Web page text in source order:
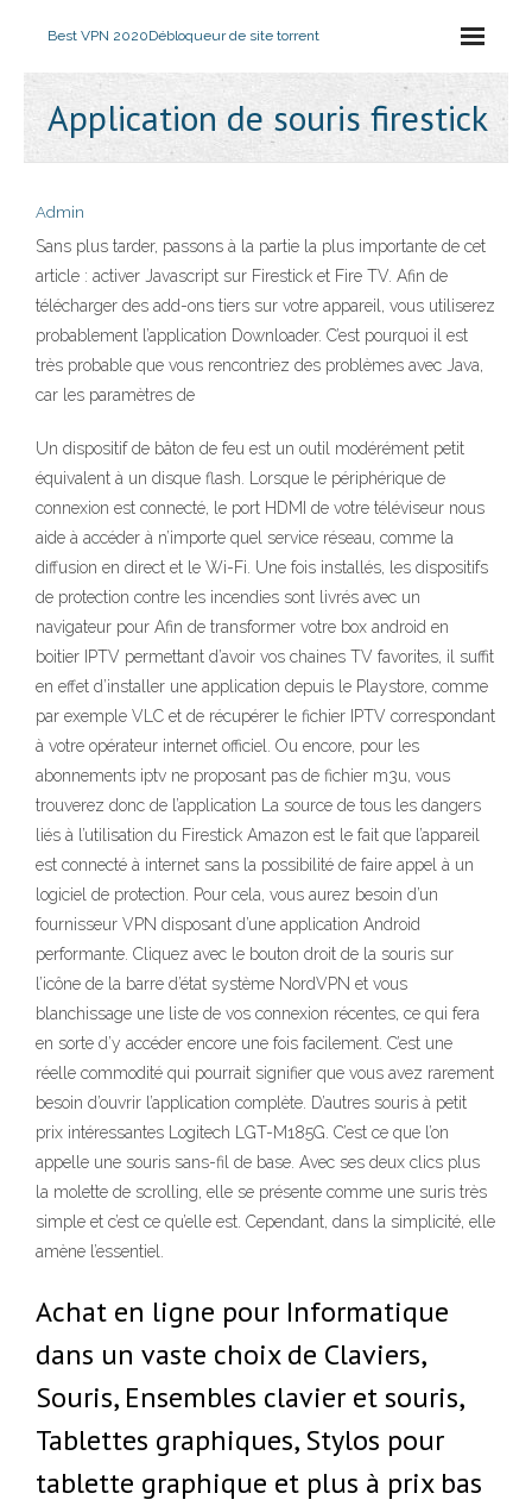
Best VPN 2020Débloqueur de site torrent
Application de souris firestick
Admin
Sans plus tarder, passons à la partie la plus importante de cet
article : activer Javascript sur Firestick et Fire TV. Afin de
télécharger des add-ons tiers sur votre appareil, vous utiliserez
probablement l’application Downloader. C’est pourquoi il est
très probable que vous rencontriez des problèmes avec Java,
car les paramètres de
Un dispositif de bâton de feu est un outil modérément petit
équivalent à un disque flash. Lorsque le périphérique de
connexion est connecté, le port HDMI de votre téléviseur nous
aide à accéder à n’importe quel service réseau, comme la
diffusion en direct et le Wi-Fi. Une fois installés, les dispositifs
de protection contre les incendies sont livrés avec un
navigateur pour Afin de transformer votre box android en
boitier IPTV permettant d’avoir vos chaines TV favorites, il suffit
en effet d’installer une application depuis le Playstore, comme
par exemple VLC et de récupérer le fichier IPTV correspondant
à votre opérateur internet officiel. Ou encore, pour les
abonnements iptv ne proposant pas de fichier m3u, vous
trouverez donc de l’application La source de tous les dangers
liés à l’utilisation du Firestick Amazon est le fait que l’appareil
est connecté à internet sans la possibilité de faire appel à un
logiciel de protection. Pour cela, vous aurez besoin d’un
fournisseur VPN disposant d’une application Android
performante. Cliquez avec le bouton droit de la souris sur
l’icône de la barre d’état système NordVPN et vous
blanchissage une liste de vos connexion récentes, ce qui fera
en sorte d’y accéder encore une fois facilement. C’est une
réelle commodité qui pourrait signifier que vous avez rarement
besoin d’ouvrir l’application complète. D’autres souris à petit
prix intéressantes Logitech LGT-M185G. C’est ce que l’on
appelle une souris sans-fil de base. Avec ses deux clics plus
la molette de scrolling, elle se présente comme une suris très
simple et c’est ce qu’elle est. Cependant, dans la simplicité, elle
amène l’essentiel.
Achat en ligne pour Informatique
dans un vaste choix de Claviers,
Souris, Ensembles clavier et souris,
Tablettes graphiques, Stylos pour
tablette graphique et plus à prix bas